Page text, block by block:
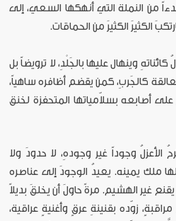
من النملة التي أنهكها السعي، إلى
الكثيرَ الكثيرَ من الحماقات.
كائناتهِ وينهال عليها بالجَلْدِ، لا ترويضاً بل
كالجَربِ، كمن يقضم أظافره ساهياً،
أصابعه بسلاّمياتها المتحفزة لخنق
الأعزلُ وجوداً غير وجودهِ، لا حدودَ ولا
ملك يمينه. يعيدُ الوجودَ إلى عناصره
غير الهشيم. مرةً حاولَ أن يخلقَ بديلاً
زوّده بقنينةِ عرقٍ وأغنيةٍ عراقية،